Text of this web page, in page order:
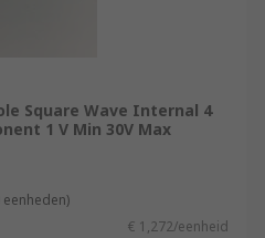
Square Wave Internal 4
1 V Min 30V Max
€ 1,272/eenheid